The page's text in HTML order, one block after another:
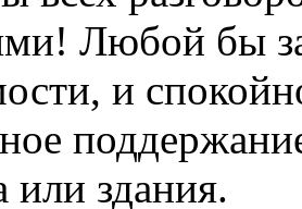
Любой бы
и
или здания.